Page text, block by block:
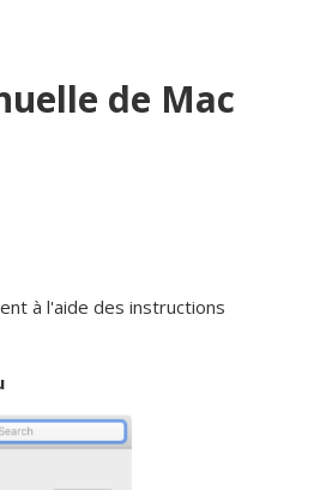
de Mac
à l'aide des instructions